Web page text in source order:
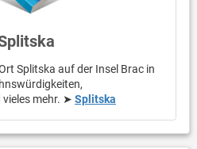
Splitska auf der Insel Brac in
mehr. ➤ Splitska